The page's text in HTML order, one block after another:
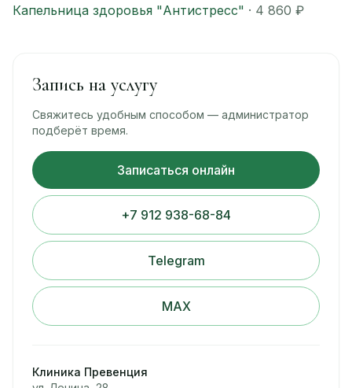
Капельница здоровья "Антистресс" · 4 860 ₽
Запись на услугу
Свяжитесь удобным способом — администратор
подберёт время.
Записаться онлайн
+7 912 938-68-84
Telegram
MAX
Клиника Превенция